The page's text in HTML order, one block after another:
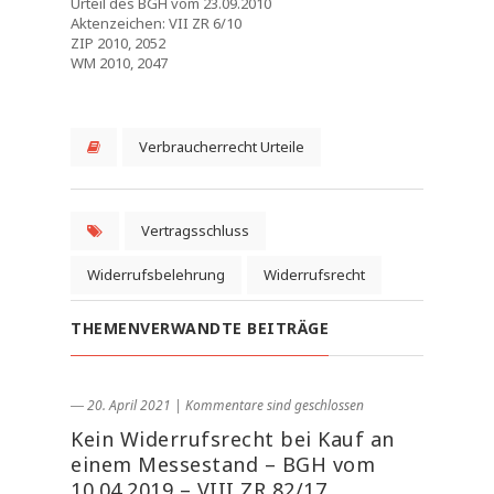
Aktenzeichen: VII ZR 6/10
ZIP 2010, 2052
WM 2010, 2047
Verbraucherrecht Urteile
Vertragsschluss
Widerrufsbelehrung Widerrufsrecht
THEMENVERWANDTE BEITRÄGE
― 20. April 2021 | Kommentare sind geschlossen
Kein Widerrufsrecht bei Kauf an
einem Messestand – BGH vom